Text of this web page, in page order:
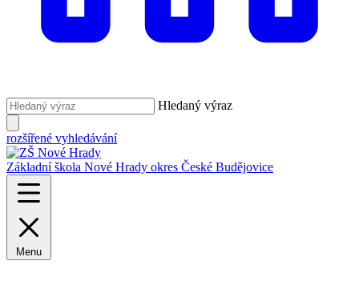
Hledaný výraz
rozšířené vyhledávání
Základní škola Nové Hrady okres České Budějovice
Menu